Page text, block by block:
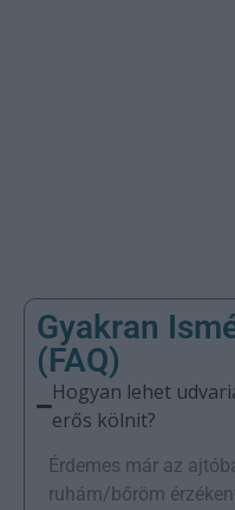
Gyakran
(FAQ)
Hogyan lehet
erős kölnit?
Érdemes már az
ruhám/bőröm